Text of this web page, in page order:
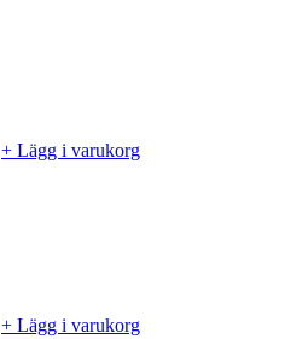
+ Lägg i varukorg
+ Lägg i varukorg